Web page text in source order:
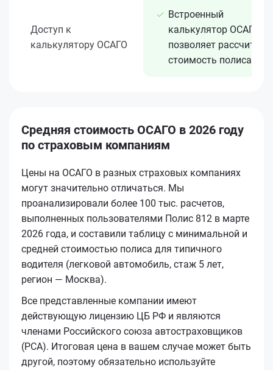
Доступ к
калькулятору ОСАГО
Встроенный
калькулятор ОСАГО
позволяет рассчитать
стоимость полиса
Средняя стоимость ОСАГО в 2026 году
по страховым компаниям
Цены на ОСАГО в разных страховых компаниях
могут значительно отличаться. Мы
проанализировали более 100 тыс. расчетов,
выполненных пользователями Полис 812 в марте
2026 года, и составили таблицу с минимальной и
средней стоимостью полиса для типичного
водителя (легковой автомобиль, стаж 5 лет,
регион — Москва).
Все представленные компании имеют
действующую лицензию ЦБ РФ и являются
членами Российского союза автостраховщиков
(РСА). Итоговая цена в вашем случае может быть
другой, поэтому обязательно используйте